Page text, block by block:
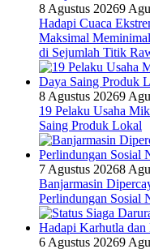
8 Agustus 20269
Hadapi Cuaca
Maksimal
di Sejumlah Titik
8 Agustus 20269
19 Pelaku Usaha
Saing Produk Lokal
7 Agustus 20268
Banjarmasin
Perlindungan Sosial
6 Agustus 20269